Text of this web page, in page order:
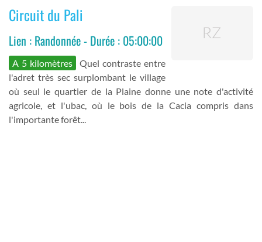
Circuit du Pali
Lien : Randonnée - Durée : 05:00:00
A 5 kilomètres
Quel contraste entre
l'adret très sec surplombant le village
où seul le quartier de la Plaine donne une note d'activité
agricole, et l'ubac, où le bois de la Cacia compris dans
l'importante forêt...